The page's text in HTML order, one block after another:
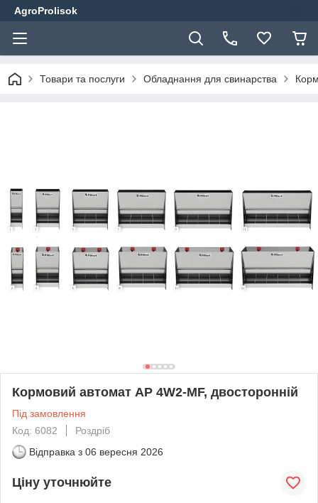
AgroProlisok
Товари та послуги Обладнання для свинарства
Кормовий автомат AP 4W2-MF, двосторонній
Під замовлення
Код: 6082
Роздріб
Відправка з 06 вересня 2026
Ціну уточнюйте